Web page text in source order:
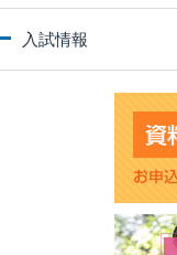
入試情報